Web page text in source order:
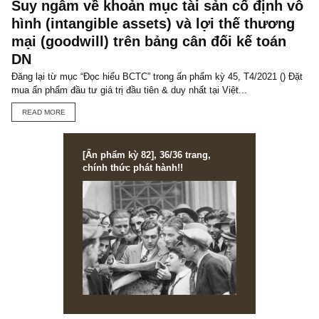
COUNTRY 2045-2050
TGN_S.A.F.E Team
Đội biên tập S.A.F.E
VIEW ALL POSTS
You may also like